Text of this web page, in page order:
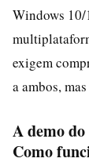
Windows
exigem
a ambos,
A demo
Como